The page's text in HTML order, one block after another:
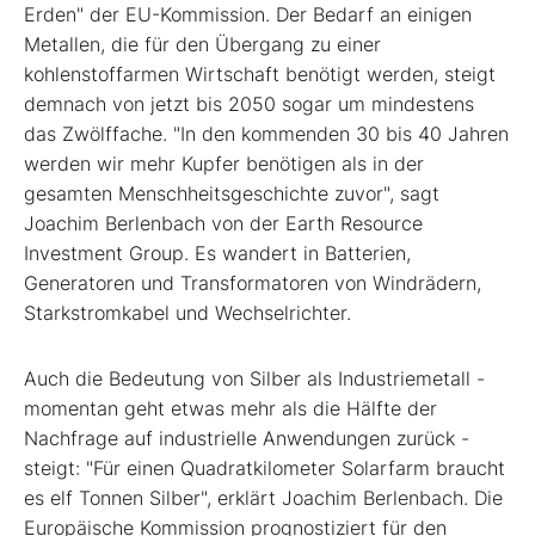
Erden" der EU-Kommission. Der Bedarf an einigen
Metallen, die für den Übergang zu einer
kohlenstoffarmen Wirtschaft benötigt werden, steigt
demnach von jetzt bis 2050 sogar um mindestens
das Zwölffache. "In den kommenden 30 bis 40 Jahren
werden wir mehr Kupfer benötigen als in der
gesamten Menschheitsgeschichte zuvor", sagt
Joachim Berlenbach von der Earth Resource
Investment Group. Es wandert in Batterien,
Generatoren und Transformatoren von Windrädern,
Starkstromkabel und Wechselrichter.
Auch die Bedeutung von Silber als Industriemetall -
momentan geht etwas mehr als die Hälfte der
Nachfrage auf industrielle Anwendungen zurück -
steigt: "Für einen Quadratkilometer Solarfarm braucht
es elf Tonnen Silber", erklärt Joachim Berlenbach. Die
Europäische Kommission prognostiziert für den